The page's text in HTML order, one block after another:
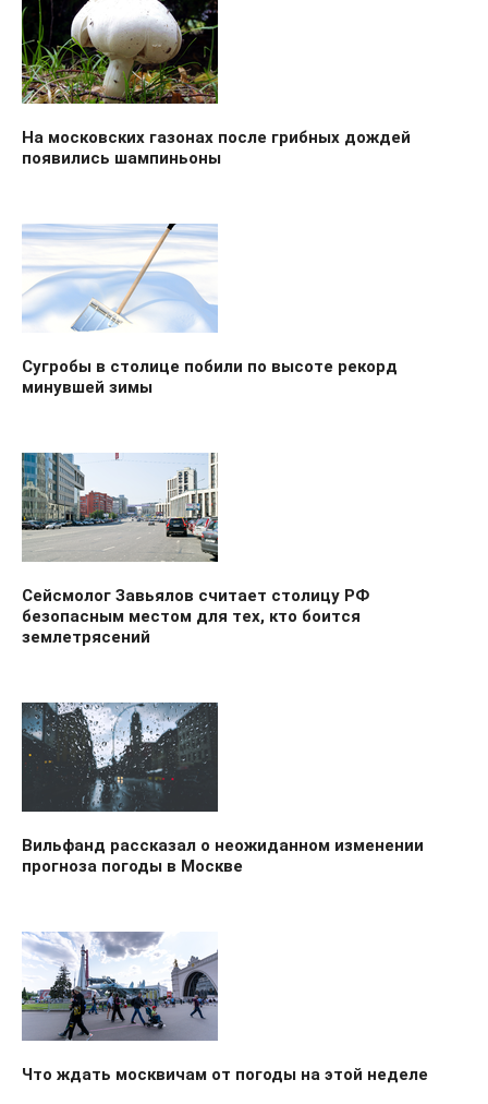
На московских газонах после грибных дождей
появились шампиньоны
Сугробы в столице побили по высоте рекорд
минувшей зимы
Сейсмолог Завьялов считает столицу РФ
безопасным местом для тех, кто боится
землетрясений
Вильфанд рассказал о неожиданном изменении
прогноза погоды в Москве
Что ждать москвичам от погоды на этой неделе